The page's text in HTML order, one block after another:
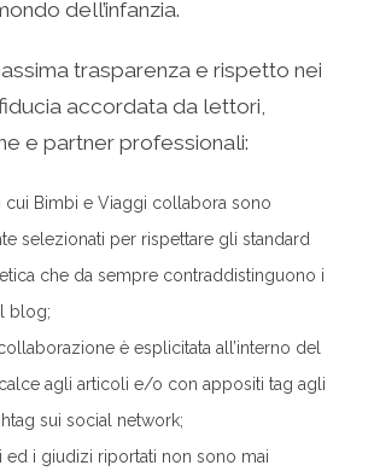
dell’infanzia.
trasparenza e rispetto nei
accordata da lettori,
e partner professionali:
cui Bimbi e Viaggi collabora sono
selezionati per rispettare gli standard
che da sempre contraddistinguono i
blog;
è esplicitata all’interno del
agli articoli e/o con appositi tag agli
sui social network;
ed i giudizi riportati non sono mai